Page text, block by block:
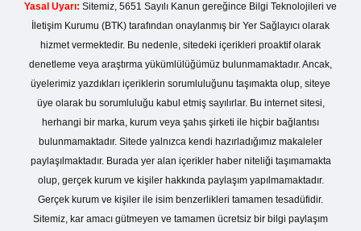
Yasal Uyarı: Sitemiz, 5651 Sayılı Kanun gereğince Bilgi Teknolojileri ve
İletişim Kurumu (BTK) tarafından onaylanmış bir Yer Sağlayıcı olarak
hizmet vermektedir. Bu nedenle, sitedeki içerikleri proaktif olarak
denetleme veya araştırma yükümlülüğümüz bulunmamaktadır. Ancak,
üyelerimiz yazdıkları içeriklerin sorumluluğunu taşımakta olup, siteye
üye olarak bu sorumluluğu kabul etmiş sayılırlar. Bu internet sitesi,
herhangi bir marka, kurum veya şahıs şirketi ile hiçbir bağlantısı
bulunmamaktadır. Sitede yalnızca kendi hazırladığımız makaleler
paylaşılmaktadır. Burada yer alan içerikler haber niteliği taşımamakta
olup, gerçek kurum ve kişiler hakkında paylaşım yapılmamaktadır.
Gerçek kurum ve kişiler ile isim benzerlikleri tamamen tesadüfidir.
Sitemiz, kar amacı gütmeyen ve tamamen ücretsiz bir bilgi paylaşım